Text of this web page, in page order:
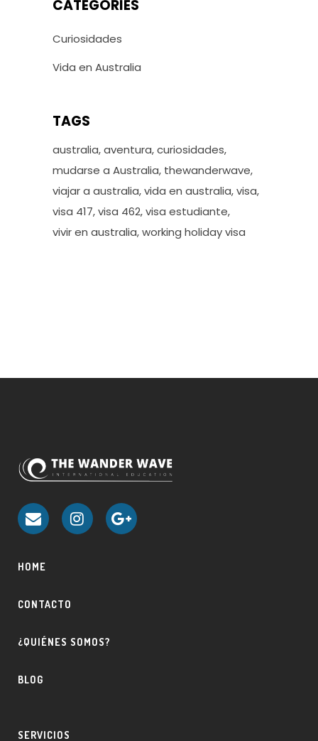
CATEGORIES
Curiosidades
Vida en Australia
TAGS
australia aventura curiosidades
mudarse a Australia thewanderwave
viajar a australia vida en australia visa
visa 417 visa 462 visa estudiante
vivir en australia working holiday visa
HOME
CONTACTO
¿QUIÉNES SOMOS?
BLOG
SERVICIOS